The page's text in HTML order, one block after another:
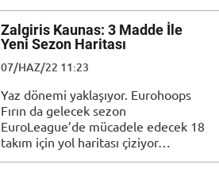
Zalgiris Kaunas: 3 Madde İle
Yeni Sezon Haritası
07/HAZ/22 11:23
Yaz dönemi yaklaşıyor. Eurohoops
Fırın da gelecek sezon
EuroLeague’de mücadele edecek 18
takım için yol haritası çiziyor…